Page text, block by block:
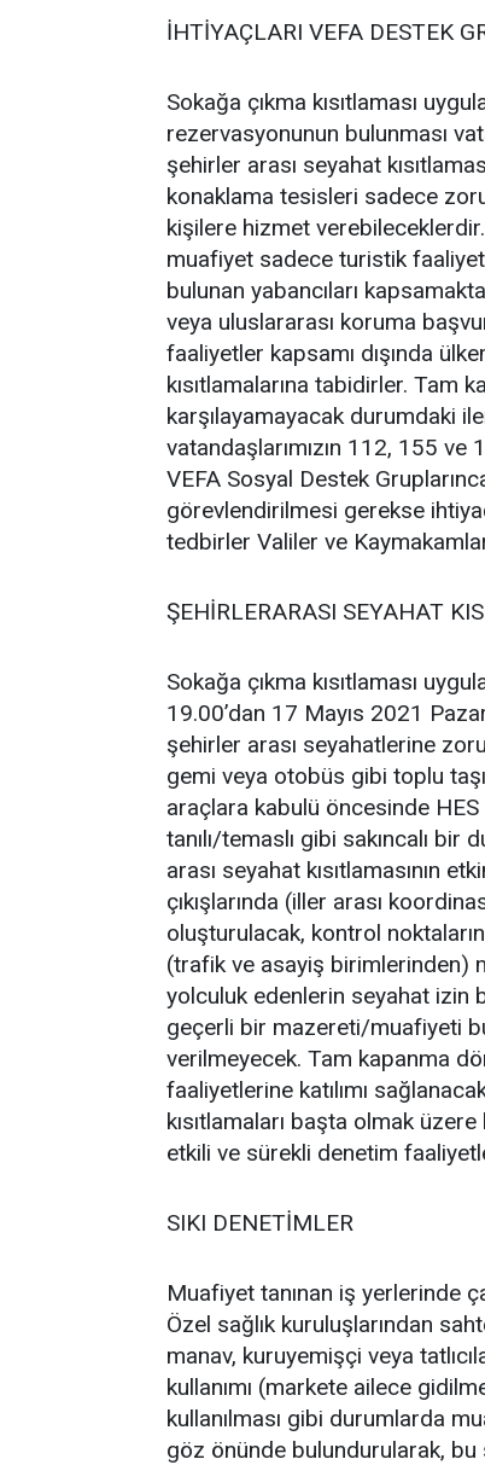
İHTİYAÇLARI VEFA DESTEK
Sokağa çıkma kısıtlaması
rezervasyonunun bulunması
şehirler arası seyahat
konaklama tesisleri sadece
kişilere hizmet
muafiyet sadece turistik
bulunan yabancıları
veya uluslararası koruma
faaliyetler kapsamı dışında
kısıtlamalarına tabidirler. Tam
karşılayamayacak durumdaki
vatandaşlarımızın 112, 155
VEFA Sosyal Destek
görevlendirilmesi gerekse
tedbirler Valiler ve
ŞEHİRLERARASI SEYAHAT
Sokağa çıkma kısıtlaması
19.00’dan 17 Mayıs 2021
şehirler arası seyahatlerine
gemi veya otobüs gibi toplu
araçlara kabulü öncesinde
tanılı/temaslı gibi sakıncalı bir
arası seyahat kısıtlamasının
çıkışlarında (iller arası
oluşturulacak, kontrol
(trafik ve asayiş birimlerinden)
yolculuk edenlerin seyahat izin
geçerli bir mazereti/muafiyeti
verilmeyecek. Tam kapanma
faaliyetlerine katılımı
kısıtlamaları başta olmak
etkili ve sürekli denetim
SIKI DENETİMLER
Muafiyet tanınan iş yerlerinde
Özel sağlık kuruluşlarından
manav, kuruyemişçi veya
kullanımı (markete ailece
kullanılması gibi durumlarda
göz önünde bulundurularak,